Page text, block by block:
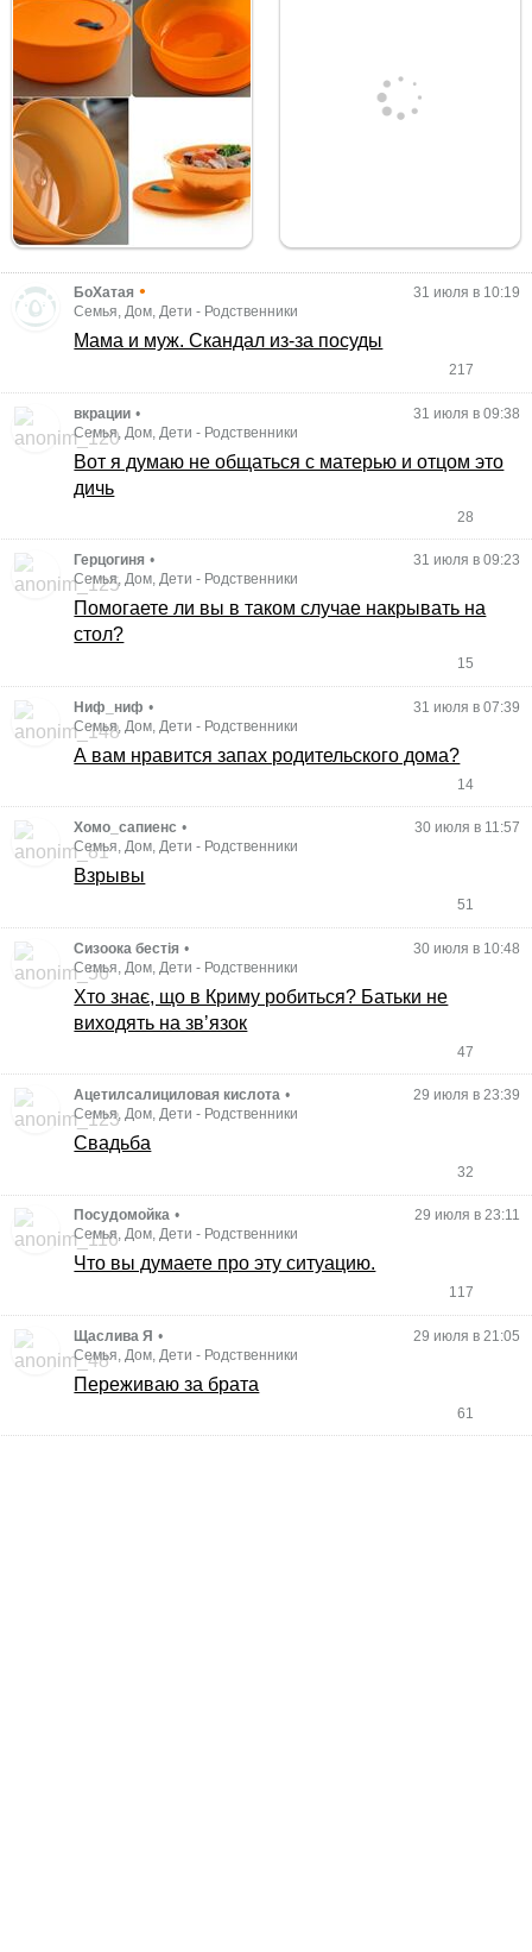
БоХатая •
31 июля в 10:19
Семья, Дом, Дети - Родственники
Мама и муж. Скандал из-за посуды
217
вкрации •
31 июля в 09:38
Семья, Дом, Дети - Родственники
Вот я думаю не общаться с матерью и отцом это
дичь
28
Герцогиня •
31 июля в 09:23
Семья, Дом, Дети - Родственники
Помогаете ли вы в таком случае накрывать на
стол?
15
Ниф_ниф •
31 июля в 07:39
Семья, Дом, Дети - Родственники
А вам нравится запах родительского дома?
14
Хомо_сапиенс •
30 июля в 11:57
Семья, Дом, Дети - Родственники
Взрывы
51
Сизоока бестія •
30 июля в 10:48
Семья, Дом, Дети - Родственники
Хто знає, що в Криму робиться? Батьки не
виходять на звʼязок
47
Ацетилсалициловая кислота •
29 июля в 23:39
Семья, Дом, Дети - Родственники
Свадьба
32
Посудомойка •
29 июля в 23:11
Семья, Дом, Дети - Родственники
Что вы думаете про эту ситуацию.
117
Щаслива Я •
29 июля в 21:05
Семья, Дом, Дети - Родственники
Переживаю за брата
61